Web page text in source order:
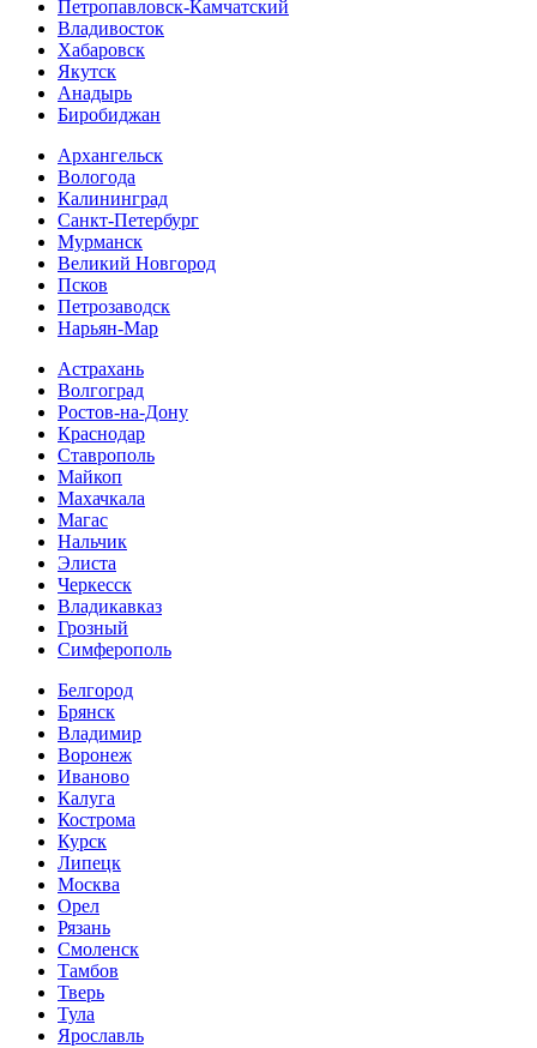
Петропавловск-Камчатский
Владивосток
Хабаровск
Якутск
Анадырь
Биробиджан
Архангельск
Вологода
Калининград
Санкт-Петербург
Мурманск
Великий Новгород
Псков
Петрозаводск
Нарьян-Мар
Астрахань
Волгоград
Ростов-на-Дону
Краснодар
Ставрополь
Майкоп
Махачкала
Магас
Нальчик
Элиста
Черкесск
Владикавказ
Грозный
Симферополь
Белгород
Брянск
Владимир
Воронеж
Иваново
Калуга
Кострома
Курск
Липецк
Москва
Орел
Рязань
Смоленск
Тамбов
Тверь
Тула
Ярославль